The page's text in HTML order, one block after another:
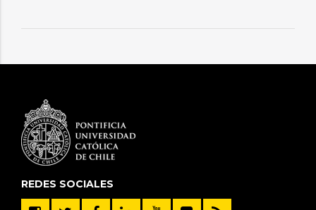
REDES SOCIALES